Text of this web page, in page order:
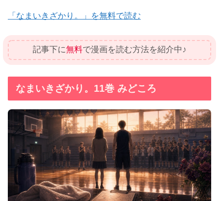
「なまいきざかり。」を無料で読む
記事下に無料で漫画を読む方法を紹介中♪
なまいきざかり。11巻 みどころ